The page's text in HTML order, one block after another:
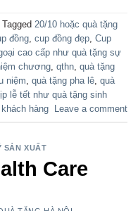
Tagged 20/10 hoặc quà tặng
đồng, cup đồng đẹp, Cup
cao cấp như quà tặng sự
chương, qthn, quà tặng
niệm, quà tặng pha lê, quà
lễ tết như quà tặng sinh
hàng Leave a comment
SẢN XUẤT
Care